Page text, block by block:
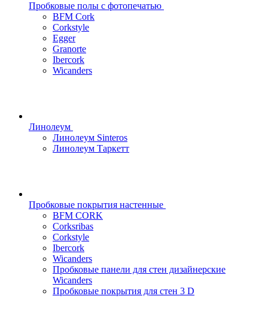
Пробковые полы с фотопечатью
BFM Cork
Corkstyle
Egger
Granorte
Ibercork
Wicanders
Линолеум
Линолеум Sinteros
Линолеум Таркетт
Пробковые покрытия настенные
BFM CORK
Corksribas
Corkstyle
Ibercork
Wicanders
Пробковые панели для стен дизайнерские
Wicanders
Пробковые покрытия для стен 3 D